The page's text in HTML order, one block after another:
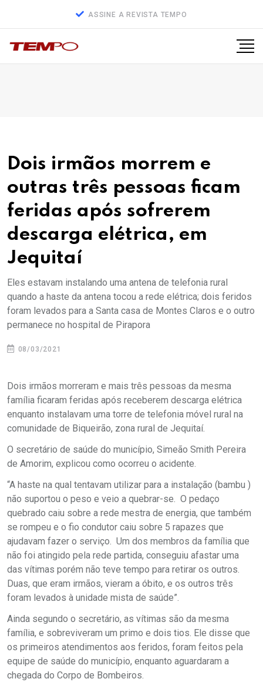
ASSINE A REVISTA TEMPO
Dois irmãos morrem e
outras três pessoas ficam
feridas após sofrerem
descarga elétrica, em
Jequitaí
Eles estavam instalando uma antena de telefonia rural
quando a haste da antena tocou a rede elétrica; dois feridos
foram levados para a Santa casa de Montes Claros e o outro
permanece no hospital de Pirapora
08/03/2021
Dois irmãos morreram e mais três pessoas da mesma
família ficaram feridas após receberem descarga elétrica
enquanto instalavam uma torre de telefonia móvel rural na
comunidade de Biqueirão, zona rural de Jequitaí.
O secretário de saúde do município, Simeão Smith Pereira
de Amorim, explicou como ocorreu o acidente.
“A haste na qual tentavam utilizar para a instalação (bambu )
não suportou o peso e veio a quebrar-se. O pedaço
quebrado caiu sobre a rede mestra de energia, que também
se rompeu e o fio condutor caiu sobre 5 rapazes que
ajudavam fazer o serviço. Um dos membros da família que
não foi atingido pela rede partida, conseguiu afastar uma
das vítimas porém não teve tempo para retirar os outros.
Duas, que eram irmãos, vieram a óbito, e os outros três
foram levados à unidade mista de saúde”.
Ainda segundo o secretário, as vítimas são da mesma
família, e sobreviveram um primo e dois tios. Ele disse que
os primeiros atendimentos aos feridos, foram feitos pela
equipe de saúde do município, enquanto aguardaram a
chegada do Corpo de Bombeiros.